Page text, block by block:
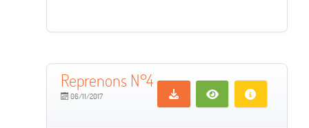
Reprenons N°4
06/11/2017